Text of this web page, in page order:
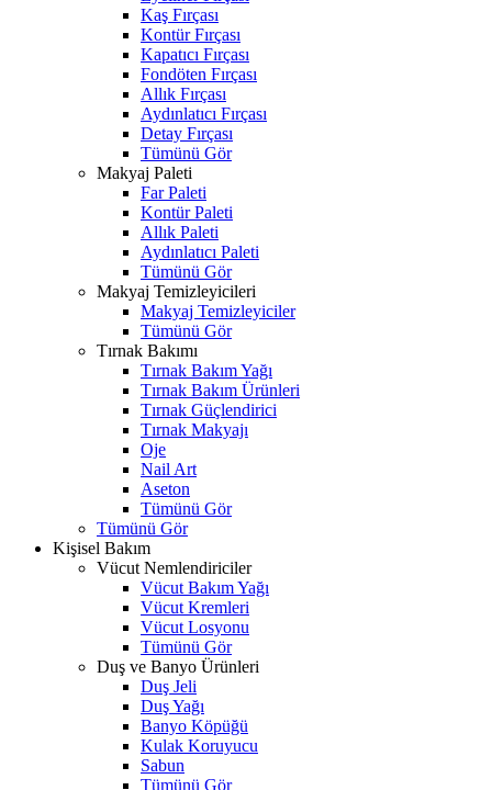
Kaş Fırçası
Kontür Fırçası
Kapatıcı Fırçası
Fondöten Fırçası
Allık Fırçası
Aydınlatıcı Fırçası
Detay Fırçası
Tümünü Gör
Makyaj Paleti
Far Paleti
Kontür Paleti
Allık Paleti
Aydınlatıcı Paleti
Tümünü Gör
Makyaj Temizleyicileri
Makyaj Temizleyiciler
Tümünü Gör
Tırnak Bakımı
Tırnak Bakım Yağı
Tırnak Bakım Ürünleri
Tırnak Güçlendirici
Tırnak Makyajı
Oje
Nail Art
Aseton
Tümünü Gör
Tümünü Gör
Kişisel Bakım
Vücut Nemlendiriciler
Vücut Bakım Yağı
Vücut Kremleri
Vücut Losyonu
Tümünü Gör
Duş ve Banyo Ürünleri
Duş Jeli
Duş Yağı
Banyo Köpüğü
Kulak Koruyucu
Sabun
Tümünü Gör